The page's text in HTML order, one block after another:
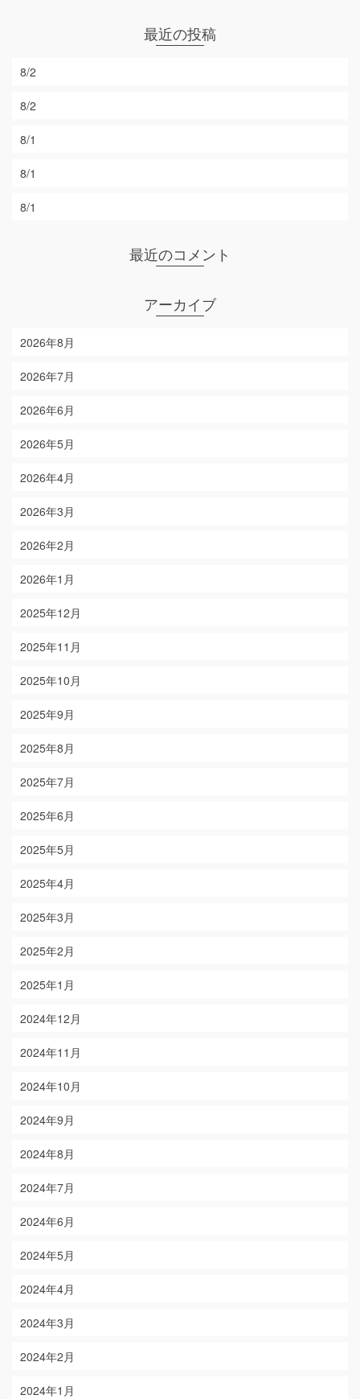
最近の投稿
8/2
8/2
8/1
8/1
8/1
最近のコメント
アーカイブ
2026年8月
2026年7月
2026年6月
2026年5月
2026年4月
2026年3月
2026年2月
2026年1月
2025年12月
2025年11月
2025年10月
2025年9月
2025年8月
2025年7月
2025年6月
2025年5月
2025年4月
2025年3月
2025年2月
2025年1月
2024年12月
2024年11月
2024年10月
2024年9月
2024年8月
2024年7月
2024年6月
2024年5月
2024年4月
2024年3月
2024年2月
2024年1月